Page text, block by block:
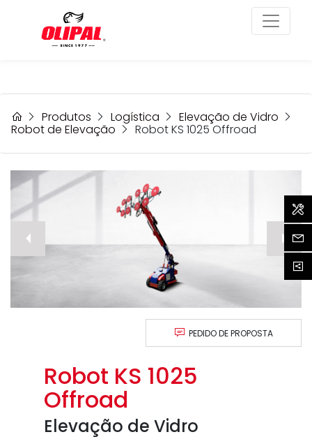
Produtos Logística Elevação de Vidro
Robot de Elevação Robot KS 1025 Offroad
PEDIDO DE PROPOSTA
Robot KS 1025
Offroad
Elevação de Vidro